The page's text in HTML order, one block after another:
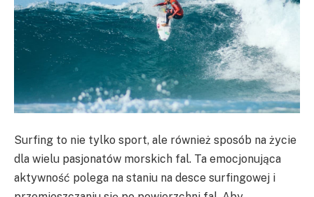
Surfing to nie tylko sport, ale również sposób na życie
dla wielu pasjonatów morskich fal. Ta emocjonująca
aktywność polega na staniu na desce surfingowej i